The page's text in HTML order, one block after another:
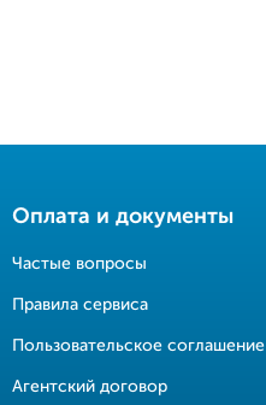
Оплата и документы
Частые вопросы
Правила сервиса
Пользовательское соглашение
Агентский договор